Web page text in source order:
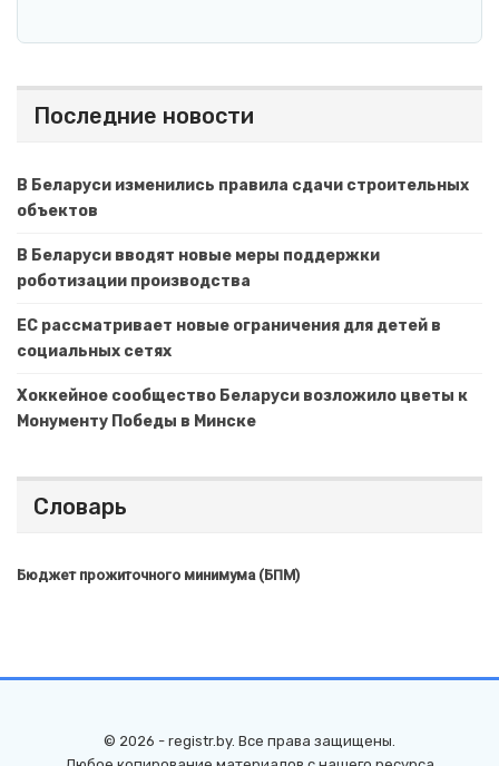
Последние новости
В Беларуси изменились правила сдачи строительных
объектов
В Беларуси вводят новые меры поддержки
роботизации производства
ЕС рассматривает новые ограничения для детей в
социальных сетях
Хоккейное сообщество Беларуси возложило цветы к
Монументу Победы в Минске
Словарь
Бюджет прожиточного минимума (БПМ)
© 2026 - registr.by. Все права защищены.